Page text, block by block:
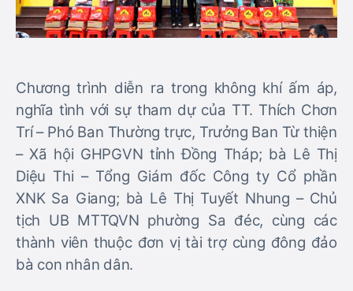
Chương trình diễn ra trong không khí ấm áp,
nghĩa tình với sự tham dự của TT. Thích Chơn
Trí – Phó Ban Thường trực, Trưởng Ban Từ thiện
– Xã hội GHPGVN tỉnh Đồng Tháp; bà Lê Thị
Diệu Thi – Tổng Giám đốc Công ty Cổ phần
XNK Sa Giang; bà Lê Thị Tuyết Nhung – Chủ
tịch UB MTTQVN phường Sa đéc, cùng các
thành viên thuộc đơn vị tài trợ cùng đông đảo
bà con nhân dân.